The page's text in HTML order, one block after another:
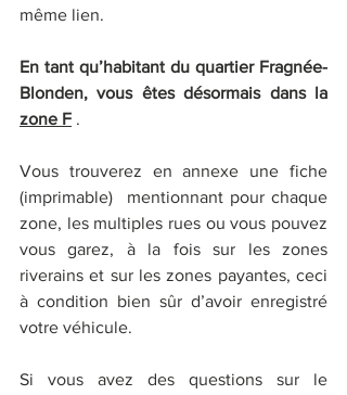
même lien.
En tant qu’habitant du quartier Fragnée-
zone F .
Vous trouverez en annexe une fiche
(imprimable)  mentionnant pour chaque
zone, les multiples rues ou vous pouvez
vous garez, à la fois sur les zones
riverains et sur les zones payantes, ceci
à condition bien sûr d’avoir enregistré
votre véhicule.
Si vous avez des questions sur le